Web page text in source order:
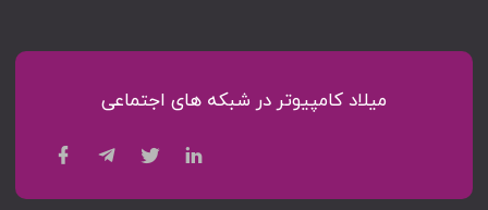
میلاد کامپیوتر در شبکه های اجتماعی